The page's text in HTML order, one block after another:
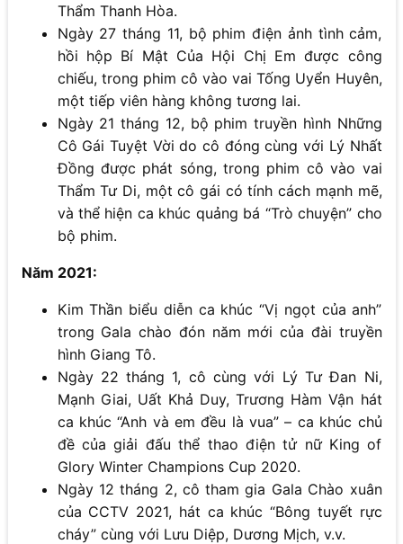
Thẩm Thanh Hòa.
Ngày 27 tháng 11, bộ phim điện ảnh tình cảm,
hồi hộp Bí Mật Của Hội Chị Em được công
chiếu, trong phim cô vào vai Tống Uyển Huyên,
một tiếp viên hàng không tương lai.
Ngày 21 tháng 12, bộ phim truyền hình Những
Cô Gái Tuyệt Vời do cô đóng cùng với Lý Nhất
Đồng được phát sóng, trong phim cô vào vai
Thẩm Tư Di, một cô gái có tính cách mạnh mẽ,
và thể hiện ca khúc quảng bá “Trò chuyện” cho
bộ phim.
Năm 2021:
Kim Thần biểu diễn ca khúc “Vị ngọt của anh”
trong Gala chào đón năm mới của đài truyền
hình Giang Tô.
Ngày 22 tháng 1, cô cùng với Lý Tư Đan Ni,
Mạnh Giai, Uất Khả Duy, Trương Hàm Vận hát
ca khúc “Anh và em đều là vua” – ca khúc chủ
đề của giải đấu thể thao điện tử nữ King of
Glory Winter Champions Cup 2020.
Ngày 12 tháng 2, cô tham gia Gala Chào xuân
của CCTV 2021, hát ca khúc “Bông tuyết rực
cháy” cùng với Lưu Diệp, Dương Mịch, v.v.